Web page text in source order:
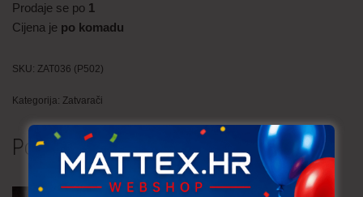
Prodaje se po 1
Cijena je po komadu
SKU: ZAT036 (P502)
Kategorija: Zatvarači
Povezani proizvodi